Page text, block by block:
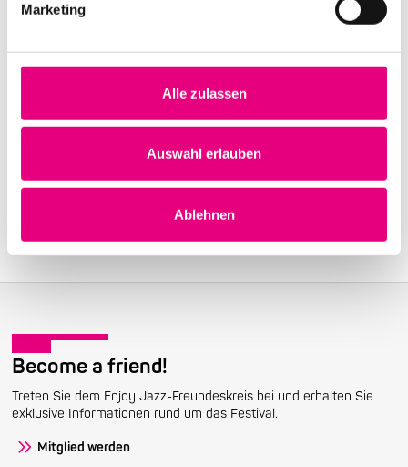
Marketing
Alle zulassen
Auswahl erlauben
Ablehnen
Become a friend!
Treten Sie dem Enjoy Jazz-Freundeskreis bei und erhalten Sie
exklusive Informationen rund um das Festival.
Mitglied werden